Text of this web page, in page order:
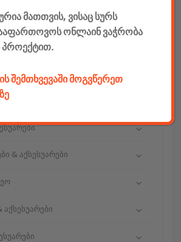
& აქსესუარები
აქსესუარები
& აქსესუარები
მათთვის, ვისაც სურს
ონლაინ ვაჭრობა
პროექტით.
შემთხვევაში მოგვწერეთ